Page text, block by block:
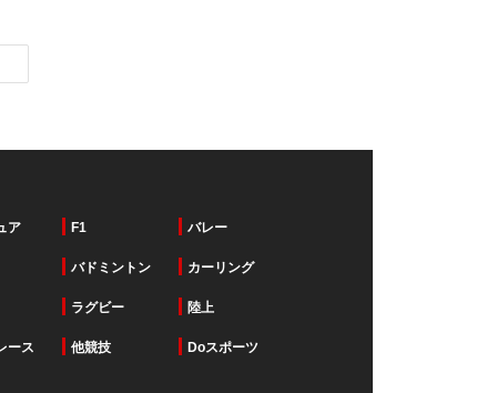
ア F1 バレー
バドミントン カーリング
ラグビー 陸上
ース 他競技 Doスポーツ